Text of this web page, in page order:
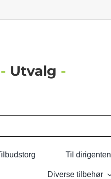
- Utvalg -
Til dirigenten
Diverse tilbehør